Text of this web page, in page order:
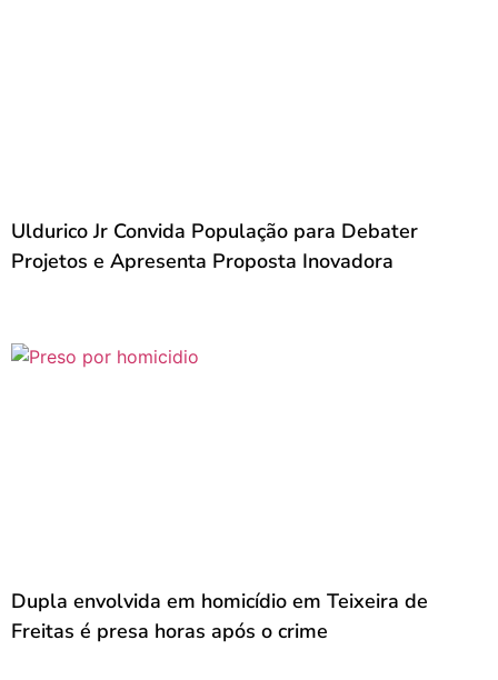
Uldurico Jr Convida População para Debater
Projetos e Apresenta Proposta Inovadora
Dupla envolvida em homicídio em Teixeira de
Freitas é presa horas após o crime